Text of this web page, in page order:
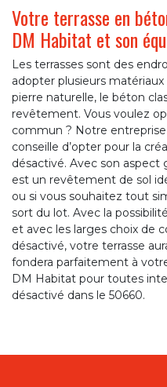
Votre terrasse en
DM Habitat et son
Les terrasses sont des
adopter plusieurs
pierre naturelle, le béton
revêtement. Vous voulez
commun ? Notre
conseille d’opter pour la
désactivé. Avec son aspect
est un revêtement de sol
ou si vous souhaitez tout
sort du lot. Avec la
et avec les larges choix de
désactivé, votre terrasse
fondera parfaitement à
DM Habitat pour toutes
désactivé dans le 50660.